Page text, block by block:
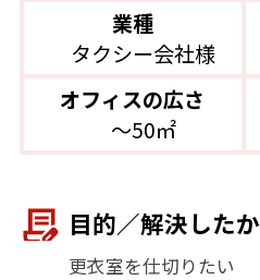
業種
タクシー会社様
オフィスの広さ
〜50㎡
目的／解決した
更衣室を仕切りたい